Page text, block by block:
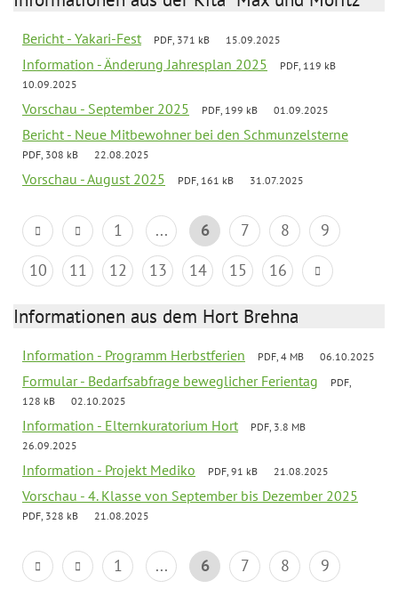
Bericht - Yakari-Fest PDF, 371 kB 15.09.2025
Information - Änderung Jahresplan 2025
PDF, 119 kB
10.09.2025
Vorschau - September 2025 PDF, 199 kB 01.09.2025
Bericht - Neue Mitbewohner bei den Schmunzelsterne
PDF, 308 kB 22.08.2025
Vorschau - August 2025 PDF, 161 kB 31.07.2025
1 ... 6 7 8
9
10
11 12 13 14 15 16
Informationen aus dem Hort Brehna
Information - Programm Herbstferien PDF, 4 MB 06.10.2025
Formular - Bedarfsabfrage beweglicher Ferientag
PDF,
128 kB
02.10.2025
Information - Elternkuratorium Hort
PDF, 3.8 MB
26.09.2025
Information - Projekt Mediko PDF, 91 kB 21.08.2025
Vorschau - 4. Klasse von September bis Dezember 2025
PDF, 328 kB 21.08.2025
1 ... 6 7 8
9